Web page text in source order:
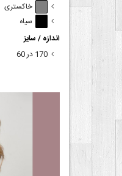
خاکستری
سیاه
اندازه / سایز
170 در 60